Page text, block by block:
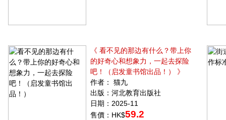
《 看不见的那边有什么？带上你
的好奇心和想象力，一起去探险
吧！（启发童书馆出品！） 》
作者： 猫九
出版：河北教育出版社
日期：2025-11
售價：HK$59.2